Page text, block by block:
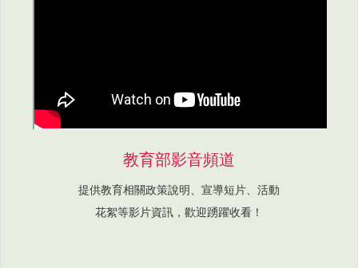
教育部影音頻道
提供教育相關政策說明、宣導短片、活動
花絮等影片資訊，歡迎踴躍收看！